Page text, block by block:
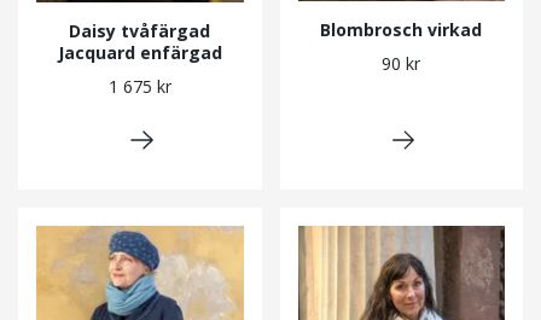
Daisy tvåfärgad
Jacquard enfärgad
1 675 kr
Blombrosch virkad
90 kr